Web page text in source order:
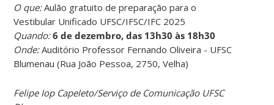
O que:Aulão gratuito de preparação para o
Vestibular Unificado UFSC/IFSC/IFC 2025
Quando: 6 de dezembro, das 13h30 às 18h30
Onde:Auditório Professor Fernando Oliveira - UFSC
Blumenau (Rua João Pessoa, 2750, Velha)
Felipe Iop Capeleto/Serviço de Comunicação UFSC